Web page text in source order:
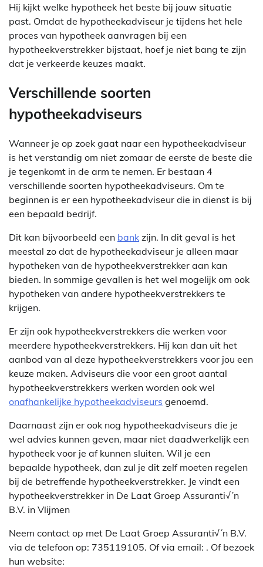
Hij kijkt welke hypotheek het beste bij jouw situatie
past. Omdat de hypotheekadviseur je tijdens het hele
proces van hypotheek aanvragen bij een
hypotheekverstrekker bijstaat, hoef je niet bang te zijn
dat je verkeerde keuzes maakt.
Verschillende soorten
hypotheekadviseurs
Wanneer je op zoek gaat naar een hypotheekadviseur
is het verstandig om niet zomaar de eerste de beste die
je tegenkomt in de arm te nemen. Er bestaan 4
verschillende soorten hypotheekadviseurs. Om te
beginnen is er een hypotheekadviseur die in dienst is bij
een bepaald bedrijf.
Dit kan bijvoorbeeld een bank zijn. In dit geval is het
meestal zo dat de hypotheekadviseur je alleen maar
hypotheken van de hypotheekverstrekker aan kan
bieden. In sommige gevallen is het wel mogelijk om ook
hypotheken van andere hypotheekverstrekkers te
krijgen.
Er zijn ook hypotheekverstrekkers die werken voor
meerdere hypotheekverstrekkers. Hij kan dan uit het
aanbod van al deze hypotheekverstrekkers voor jou een
keuze maken. Adviseurs die voor een groot aantal
hypotheekverstrekkers werken worden ook wel
onafhankelijke hypotheekadviseurs genoemd.
Daarnaast zijn er ook nog hypotheekadviseurs die je
wel advies kunnen geven, maar niet daadwerkelijk een
hypotheek voor je af kunnen sluiten. Wil je een
bepaalde hypotheek, dan zul je dit zelf moeten regelen
bij de betreffende hypotheekverstrekker. Je vindt een
hypotheekverstrekker in De Laat Groep Assuranti√´n
B.V. in Vlijmen
Neem contact op met De Laat Groep Assuranti√´n B.V.
via de telefoon op: 735119105. Of via email: . Of bezoek
hun website: